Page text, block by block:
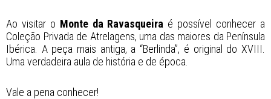
Ao visitar o Monte da Ravasqueira é possível conhecer a
Coleção Privada de Atrelagens, uma das maiores da Península
Ibérica. A peça mais antiga, a “Berlinda”, é original do XVIII.
Uma verdadeira aula de história e de época.
Vale a pena conhecer!